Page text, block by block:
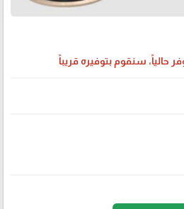
حالياً، سنقوم بتوفيره قريباً